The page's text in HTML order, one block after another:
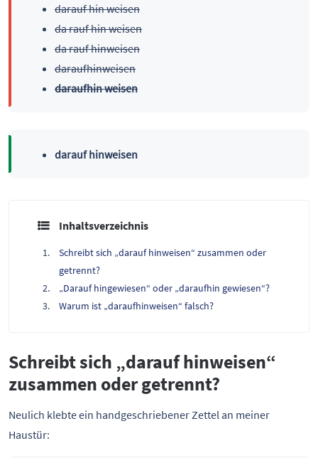
darauf hin weisen
da rauf hin weisen
da rauf hinweisen
daraufhinweisen
daraufhin weisen
darauf hinweisen
Inhaltsverzeichnis
Schreibt sich „darauf hinweisen“ zusammen oder
getrennt?
„Darauf hingewiesen“ oder „daraufhin gewiesen“?
Warum ist „daraufhinweisen“ falsch?
Schreibt sich „darauf hinweisen“
zusammen oder getrennt?
Neulich klebte ein handgeschriebener Zettel an meiner
Haustür: